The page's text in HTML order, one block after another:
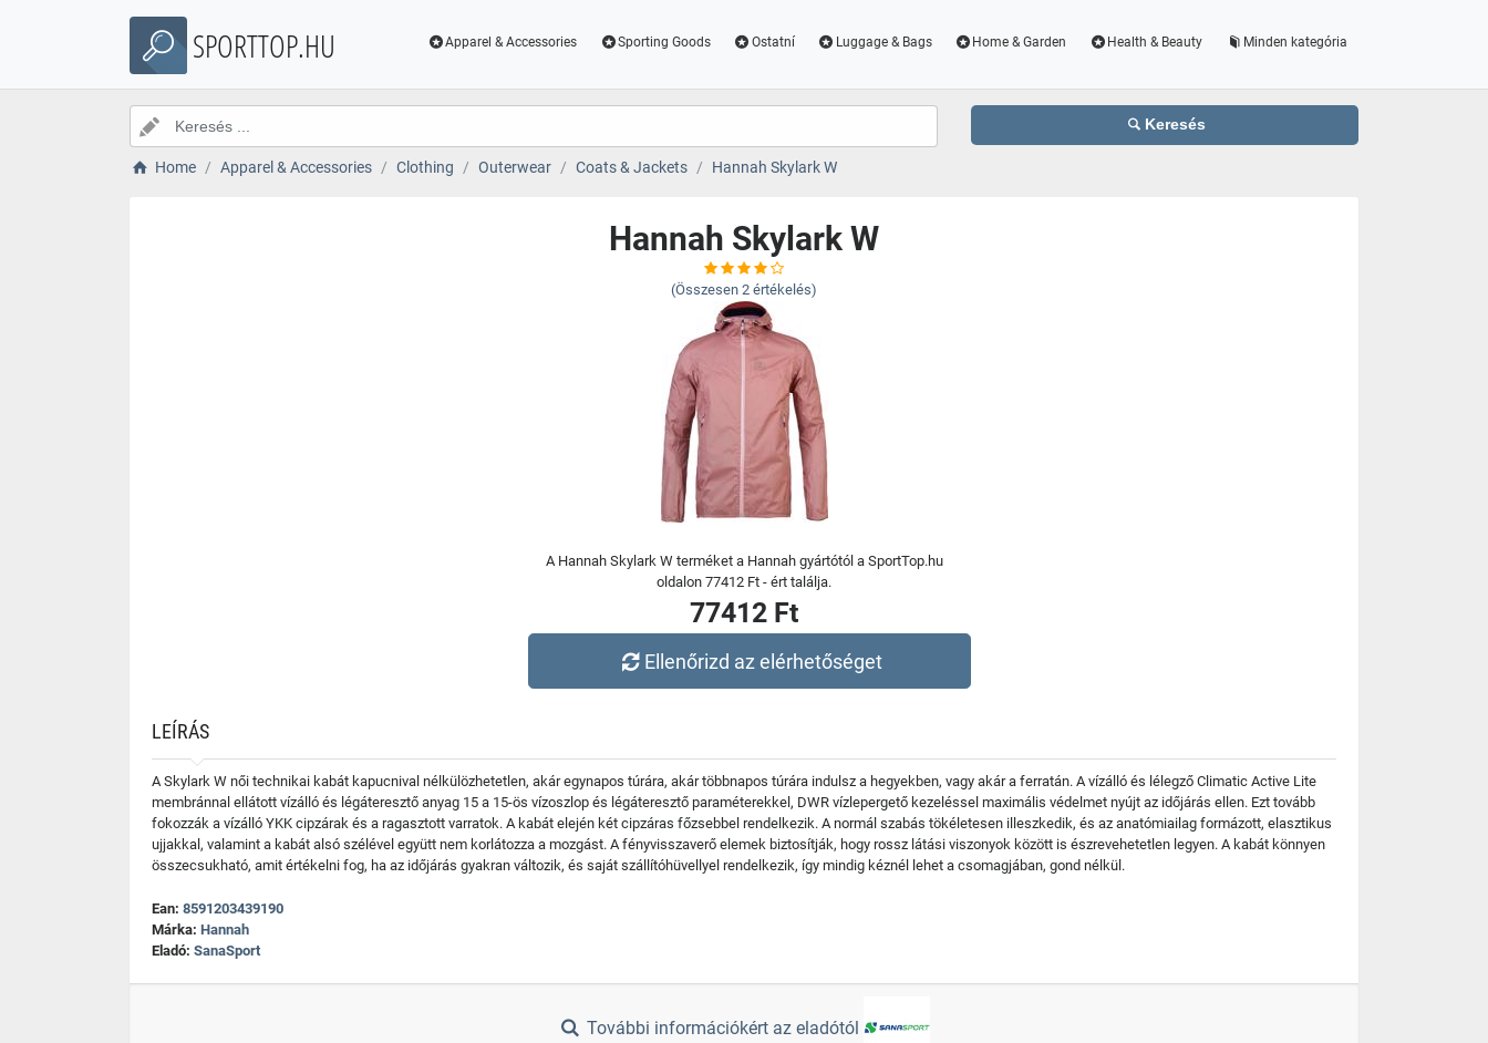
SPORTTOP.HU Apparel & Accessories Sporting Goods Ostatní Luggage & Bags Home & Garden Health & Beauty Minden kategória
Keresés
Home Apparel & Accessories Clothing Outerwear Coats & Jackets Hannah Skylark W
Hannah Skylark W
(Összesen 2 értékelés)
A Hannah Skylark W terméket a Hannah gyártótól a SportTop.hu
oldalon 77412 Ft - ért találja.
77412 Ft
Ellenőrizd az elérhetőséget
LEÍRÁS
A Skylark W női technikai kabát kapucnival nélkülözhetetlen, akár egynapos túrára, akár többnapos túrára indulsz a hegyekben, vagy akár a ferratán. A vízálló és lélegző Climatic Active Lite
membránnal ellátott vízálló és légáteresztő anyag 15 a 15-ös vízoszlop és légáteresztő paraméterekkel, DWR vízlepergető kezeléssel maximális védelmet nyújt az időjárás ellen. Ezt tovább
fokozzák a vízálló YKK cipzárak és a ragasztott varratok. A kabát elején két cipzáras főzsebbel rendelkezik. A normál szabás tökéletesen illeszkedik, és az anatómiailag formázott, elasztikus
ujjakkal, valamint a kabát alsó szélével együtt nem korlátozza a mozgást. A fényvisszaverő elemek biztosítják, hogy rossz látási viszonyok között is észrevehetetlen legyen. A kabát könnyen
összecsukható, amit értékelni fog, ha az időjárás gyakran változik, és saját szállítóhüvellyel rendelkezik, így mindig kéznél lehet a csomagjában, gond nélkül.
Ean: 8591203439190
Márka: Hannah
Eladó: SanaSport
További információkért az eladótól